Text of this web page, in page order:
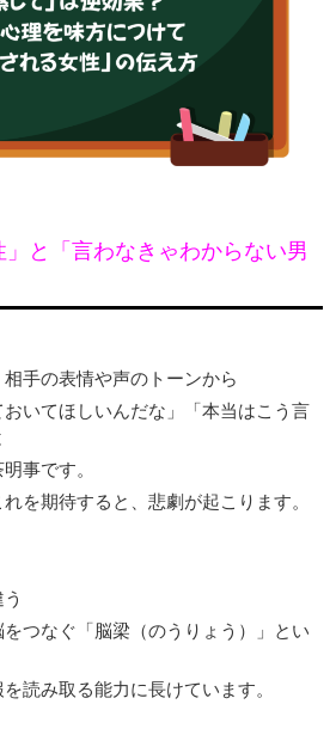
」と「言わなきゃわからない男
手の表情や声のトーンから
おいてほしいんだな」「本当はこう言
事です。
を期待すると、悲劇が起こります。
つなぐ「脳梁（のうりょう）」とい
読み取る能力に長けています。